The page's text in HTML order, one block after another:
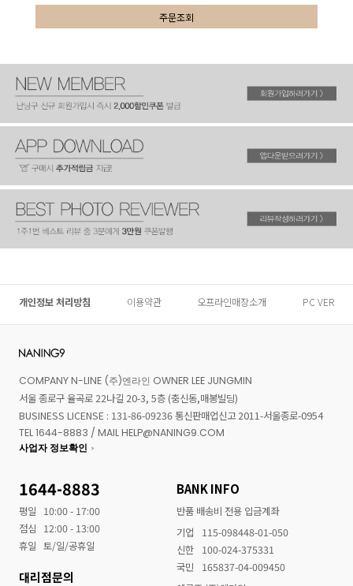
주문조회
개인정보 처리방침 이용약관 오프라인매장소개 PC VER
COMPANY N-LINE (주)엔라인 OWNER LEE JUNGMIN
서울 종로구 율곡로 22나길 20-3, 5층 (충신동,매봉빌딩)
BUSINESS LICENSE : 131-86-09236 통신판매업신고 2011-서울종로-0954
TEL 1644-8883 / MAIL HELP@NANING9.COM
사업자 정보확인
1644-8883
평일
10:00 - 17:00
점심
12:00 - 13:00
휴일 토/일/공휴일
대리점문의
BANK INFO
반품 배송비 전용 입금계좌
기업
115-098448-01-050
신한
100-024-375331
국민
165837-04-009450